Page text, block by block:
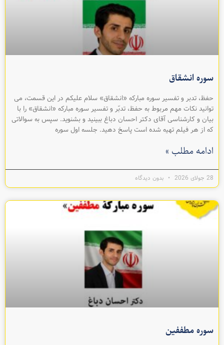
سوره انشقاق
حفظ، تدبر و تفسیر سوره مبارکه «انشقاق» سلام عليکم در اين قسمت، می
توانيد نکات مهم مربوط به حفظ، تدبّر و تفسیر سوره مبارکه «انشقاق» را با
بيان و کارشناسی آقای دکتر احسان دباغ ببينيد و بشنويد. سپس به سوالاتی
که از هر فيلم تهیه شده است پاسخ دهيد. جلسه اول سوره
ادامه مطلب »
28 جولای 2026 بدون دیدگاه
سوره مطففين